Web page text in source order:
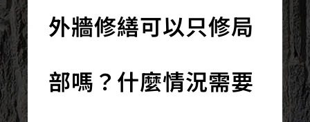
外牆修繕可以只修局
部嗎？什麼情況需要